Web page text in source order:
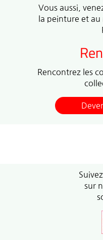
Vous aussi,
la peinture et au
Rencontrez les
sur